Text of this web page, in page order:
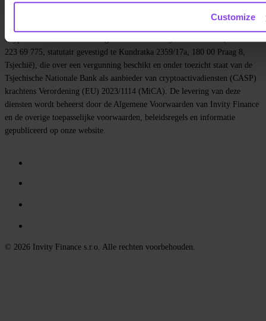
Customize
PrivacybeleidAlgemene voorwaardenCookiebeleid
Cryptoactivadiensten worden geleverd door Invity Finance s.r.o. (ID-nr.
223 69 775, statutair gevestigd te Kundratka 2359/17a, 180 00 Praag 8,
Tsjechië), die over een vergunning beschikt en onder toezicht staat van de
Tsjechische Nationale Bank als aanbieder van cryptoactivadiensten (CASP)
krachtens Verordening (EU) 2023/1114 (MiCA). De levering van deze
diensten wordt beheerst door de Algemene Voorwaarden van Invity Finance
en de overige toepasselijke voorwaarden, beleidsregels en informatie
gepubliceerd op onze website.
© 2026 Invity Finance s.r.o. Alle rechten voorbehouden.